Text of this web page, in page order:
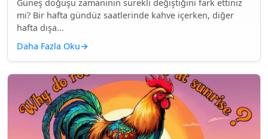
Güneş doğuşu zamanının sürekli değiştiğini fark ettiniz
mi? Bir hafta gündüz saatlerinde kahve içerken, diğer
hafta dışa...
Daha Fazla Oku→